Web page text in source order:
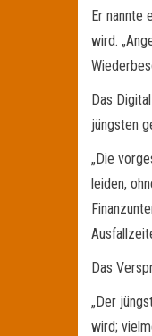
Er nannte
wird.
Das
jüngsten
„Die
leiden,
Das
„Der
wird;